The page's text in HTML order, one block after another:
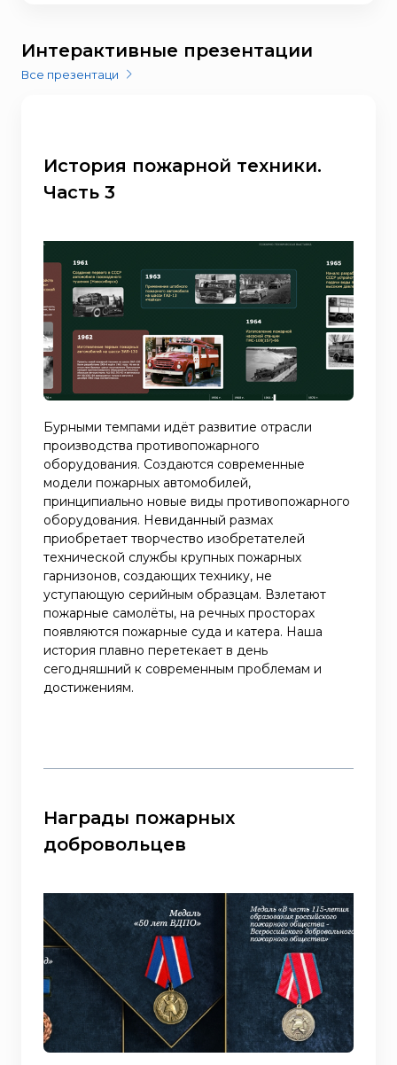
Интерактивные презентации
Все презентаци
История пожарной техники.
Часть 3
Бурными темпами идёт развитие отрасли
производства противопожарного
оборудования. Создаются современные
модели пожарных автомобилей,
принципиально новые виды противопожарного
оборудования. Невиданный размах
приобретает творчество изобретателей
технической службы крупных пожарных
гарнизонов, создающих технику, не
уступающую серийным образцам. Взлетают
пожарные самолёты, на речных просторах
появляются пожарные суда и катера. Наша
история плавно перетекает в день
сегодняшний к современным проблемам и
достижениям.
Награды пожарных
добровольцев